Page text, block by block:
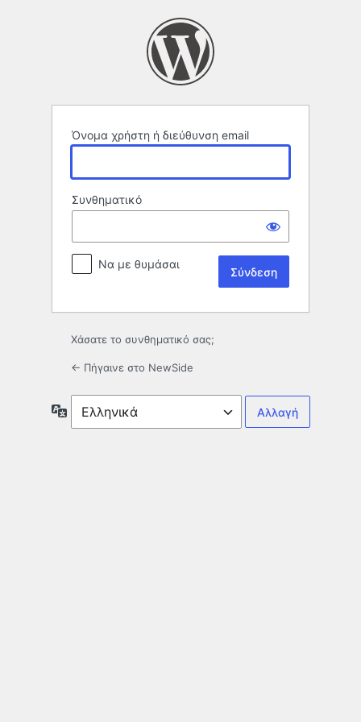
Όνομα χρήστη ή διεύθυνση email
Συνθηματικό
Να με θυμάσαι
Χάσατε το συνθηματικό σας;
← Πήγαινε στο NewSide
Γλώσσα